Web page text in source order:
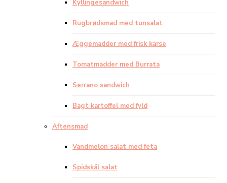
Kyllingesandwich
Rugbrødsmad med tunsalat
Æggemadder med frisk karse
Tomatmadder med Burrata
Serrano sandwich
Bagt kartoffel med fyld
Aftensmad
Vandmelon salat med feta
Spidskål salat